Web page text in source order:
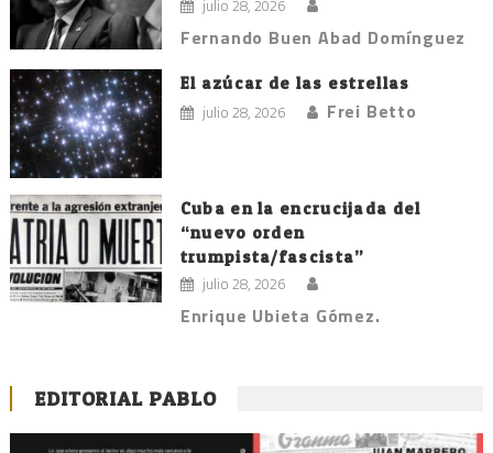
julio 28, 2026
Fernando Buen Abad Domínguez
El azúcar de las estrellas
julio 28, 2026 Frei Betto
Cuba en la encrucijada del
“nuevo orden
trumpista/fascista”
julio 28, 2026
Enrique Ubieta Gómez.
EDITORIAL PABLO